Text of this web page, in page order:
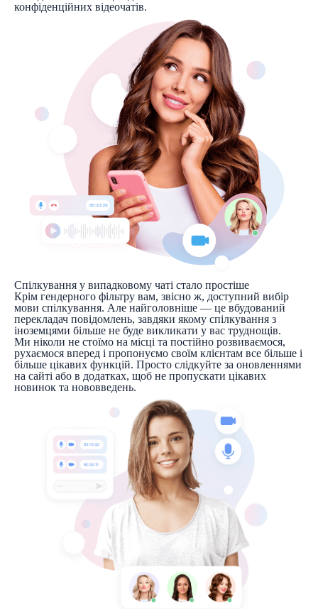
конфіденційних відеочатів.
Спілкування у випадковому чаті стало простіше
Крім гендерного фільтру вам, звісно ж, доступний вибір
мови спілкування. Але найголовніше — це вбудований
перекладач повідомлень, завдяки якому спілкування з
іноземцями більше не буде викликати у вас труднощів.
Ми ніколи не стоїмо на місці та постійно розвиваємося,
рухаємося вперед і пропонуємо своїм клієнтам все більше і
більше цікавих функцій. Просто слідкуйте за оновленнями
на сайті або в додатках, щоб не пропускати цікавих
новинок та нововведень.